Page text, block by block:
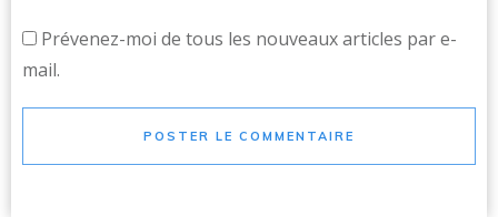
Prévenez-moi de tous les nouveaux articles par e-
mail.
POSTER LE COMMENTAIRE